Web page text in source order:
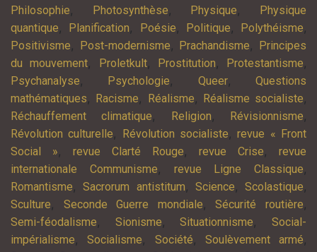
Philosophie, Photosynthèse, Physique,
Physique
quantique, Planification, Poésie, Politique, Polythéisme,
Positivisme, Post-modernisme, Prachandisme,
Principes
du mouvement, Proletkult, Prostitution, Protestantisme,
Psychanalyse, Psychologie, Queer,Questions
mathématiques, Racisme, Réalisme, Réalisme socialiste,
Réchauffement climatique, Religion, Révisionnisme,
Révolution culturelle, Révolution socialiste,revue « Front
Social », revue Clarté Rouge, revue Crise, revue
internationale Communisme, revue Ligne Classique,
Romantisme,Sacrorum antistitum, Science, Scolastique,
Sculture, Seconde Guerre mondiale,Sécurité routière,
Semi-féodalisme, Sionisme,Situationnisme,Social-
impérialisme,Socialisme, Société, Soulèvement armé,